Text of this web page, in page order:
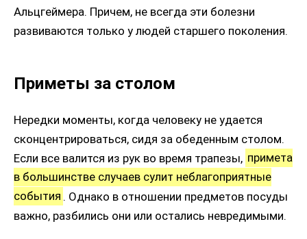
Альцгеймера. Причем, не всегда эти болезни
развиваются только у людей старшего поколения.
Приметы за столом
Нередки моменты, когда человеку не удается
сконцентрироваться, сидя за обеденным столом.
Если все валится из рук во время трапезы, примета
в большинстве случаев сулит неблагоприятные
события . Однако в отношении предметов посуды
важно, разбились они или остались невредимыми.